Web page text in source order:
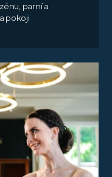
parní a
pokoji